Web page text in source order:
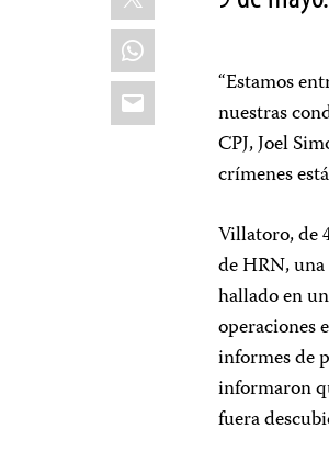
WhatsApp
Email
“Estamos
nuestras
CPJ, Joel
crímenes
Villatoro, de
de HRN,
hallado en
operaciones
informes de
informaron
fuera